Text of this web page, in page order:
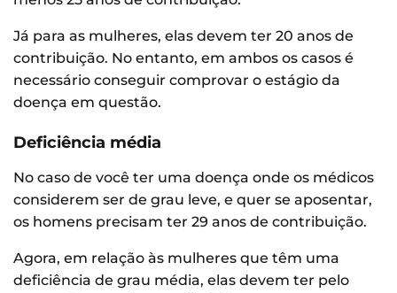
Já para as mulheres, elas devem ter 20 anos de
contribuição. No entanto, em ambos os casos é
necessário conseguir comprovar o estágio da
doença em questão.
Deficiência média
No caso de você ter uma doença onde os médicos
considerem ser de grau leve, e quer se aposentar,
os homens precisam ter 29 anos de contribuição.
Agora, em relação às mulheres que têm uma
deficiência de grau média, elas devem ter pelo